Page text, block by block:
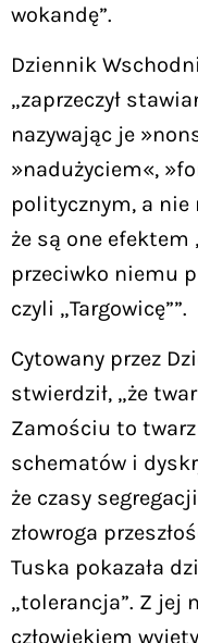
wokandę”.
Dziennik
„zaprzeczył
nazywając je
»nadużyciem«,
politycznym, a nie
że są one efektem
przeciwko niemu
czyli „Targowicę””.
Cytowany przez
stwierdził, „że
Zamościu to
schematów i
że czasy
złowroga
Tuska pokazała
„tolerancja”. Z jej
człowiekiem